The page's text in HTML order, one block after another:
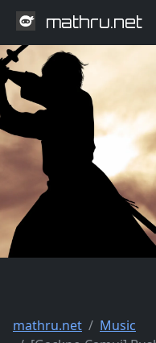
mathru.net
mathru.net
Music